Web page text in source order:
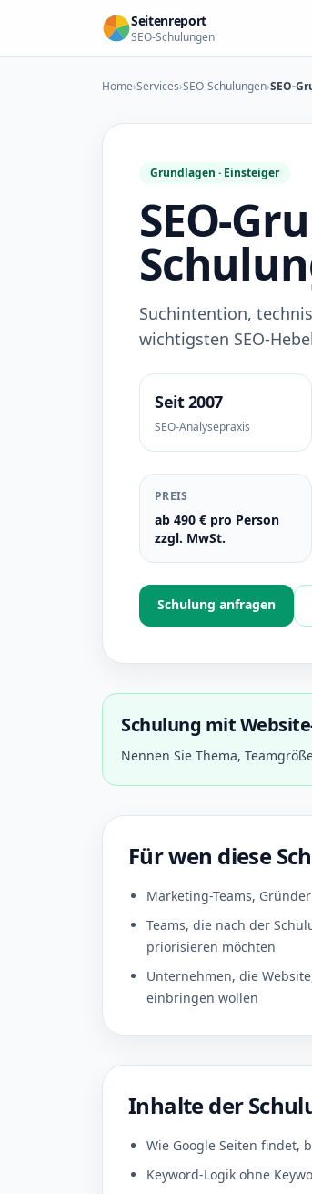
Seitenreport
SEO-Schulungen
Home›Services›SEO-Schulungen›SEO-
Grundlagen · Einsteiger
SEO-
Suchintention,
wichtigsten SEO-
Seit 2007
SEO-Analysepraxis
PREIS
ab 490 € pro Person
zzgl. MwSt.
Schulung anfragen
Schulung mit
Nennen Sie Thema,
Für wen diese
Marketing-Teams,
Teams, die nach der
priorisieren möchten
Unternehmen, die
einbringen wollen
Inhalte der
Wie Google Seiten findet,
Keyword-Logik ohne